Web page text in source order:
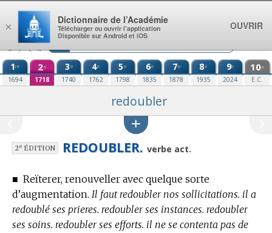
Aller au contenu
1re
1694
2e
1718
3e
1740
4e
1762
5e
1798
6e
1835
7e
1878
8e
1935
9e
2024
10e
E.C.
redoubler
2eÉDITION REDOUBLER. verbe act.
■ Reïterer, renouveller avec quelque sorte
d’augmentation. Il faut redoubler nos sollicitations. il a
redoublé ses prieres. redoubler ses instances. redoubler
ses soins. redoubler ses efforts. il ne se contenta pas de
×
Dictionnaire de l’Académie
Télécharger ou ouvrir l’application
Disponible sur Android et iOS
OUVRIR